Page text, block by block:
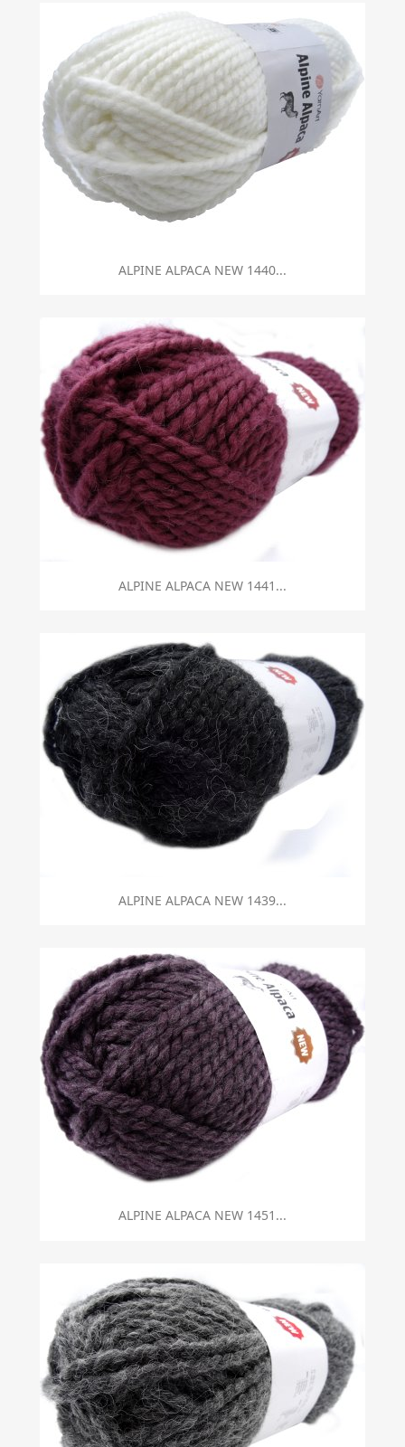
ALPINE ALPACA NEW 1440...
ALPINE ALPACA NEW 1441...
ALPINE ALPACA NEW 1439...
ALPINE ALPACA NEW 1451...